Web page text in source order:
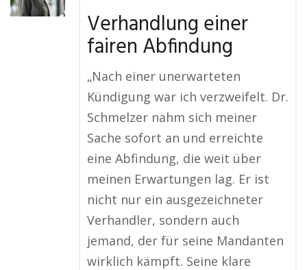
Verhandlung einer
fairen Abfindung
„Nach einer unerwarteten
Kündigung war ich verzweifelt. Dr.
Schmelzer nahm sich meiner
Sache sofort an und erreichte
eine Abfindung, die weit über
meinen Erwartungen lag. Er ist
nicht nur ein ausgezeichneter
Verhandler, sondern auch
jemand, der für seine Mandanten
wirklich kämpft. Seine klare